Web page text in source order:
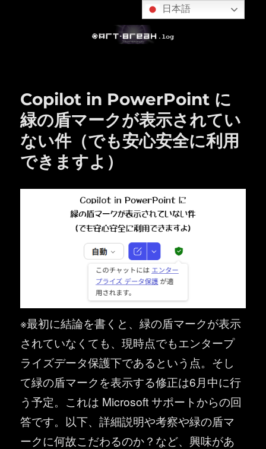
Copilot in PowerPoint に
緑の盾マークが表示されてい
ない件（でも安心安全に利用
できますよ）
※最初に結論を書くと、緑の盾マークが表示
されていなくても、現時点でもエンタープ
ライズデータ保護下であるという点。そし
て緑の盾マークを表示する修正は6月中に行
う予定。これは Microsoft サポートからの回
答です。以下、詳細説明や考察や緑の盾マ
ークに何故こだわるのか？など、興味があ
日本語